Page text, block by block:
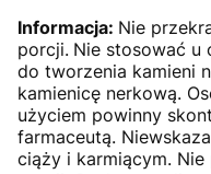
Informacja: Nie
porcji. Nie stosować u
do tworzenia kamieni
kamienicę nerkową.
użyciem powinny
farmaceutą.
ciąży i karmiącym.